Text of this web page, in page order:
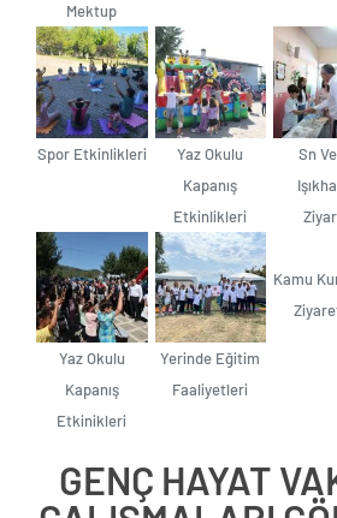
Mektup
Spor Etkinlikleri
Yaz Okulu
Kapanış
Etkinlikleri
Sn
Yaz Okulu
Kapanış
Etkinikleri
Yerinde Eğitim
Faaliyetleri
Kamu
GENÇ HAYAT